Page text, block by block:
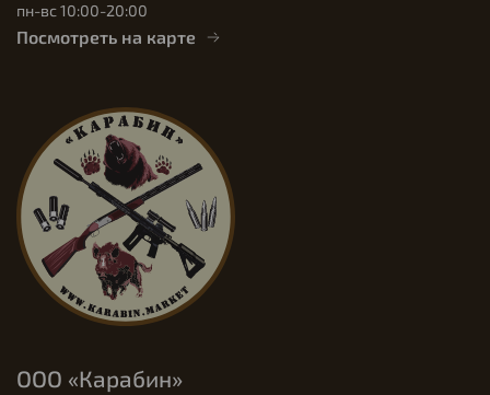
пн-вс 10:00-20:00
Посмотреть на карте
ООО «Карабин»